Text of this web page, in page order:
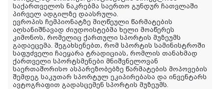
საქართველოს ნაკრებმა საერთო გუნდურ ჩათვლაში
პირველ ადგილზე დაასრულა.
ევროპის ჩემპიონატზე მიღწეული წარმატების
აღსანიშნავად ძიუდოისტებმა ხელი მოაწერეს
კიმონოს, რომელიც ქართული სპორტის მუზეუმს
გადაეცემა. შეგახსენებთ, რომ სპორტის სამინისტროში
საფუძველი ჩაეყარა ტრადიციას, რომლის თანახმად
ქართველი სპორტსმენები მნიშვნელოვან
საერთაშორისო ასპარეზობებზე წარმატების მოპოვების
შემდეგ საკუთარ სპორტულ ეკიპირებასა და ინვენტარს
ავტოგრაფით გადასცემენ სპორტის მუზეუმს.